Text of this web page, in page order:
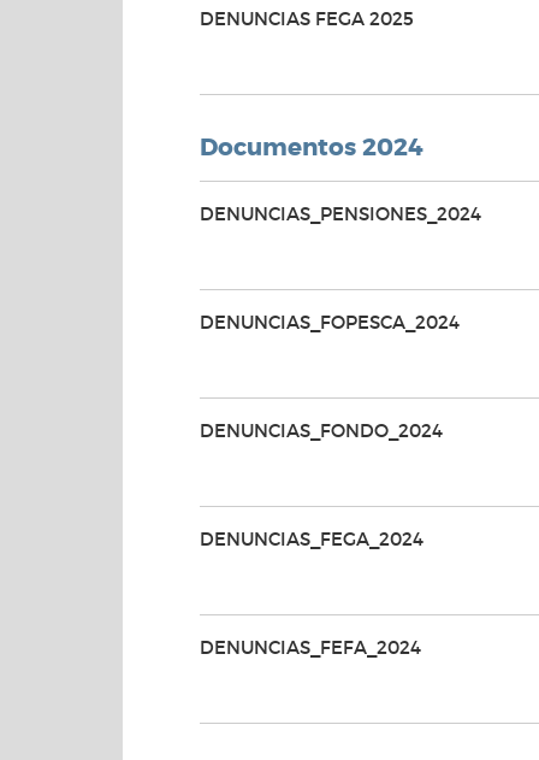
DENUNCIAS FEGA 2025
Documentos 2024
DENUNCIAS_PENSIONES_2024
DENUNCIAS_FOPESCA_2024
DENUNCIAS_FONDO_2024
DENUNCIAS_FEGA_2024
DENUNCIAS_FEFA_2024